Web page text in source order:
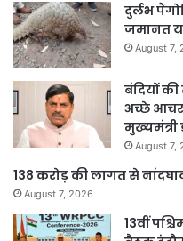
दुर्लभ
जमानत
August 7,
बंदियों की
अच्छे
मुख्यमंत्री
August 7,
138 करोड़ की लागत से
August 7, 2026
13वीं